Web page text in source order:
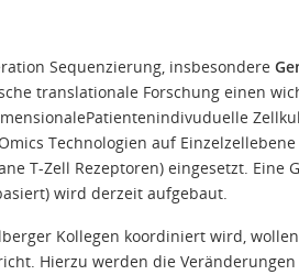
Sequenzierung, insbesondere
translationale Forschung einen
Technologien auf Einzelzellebene
T-Zell Rezeptoren) eingesetzt. Eine
wird derzeit aufgebaut.
Kollegen koordiniert wird,
Hierzu werden die